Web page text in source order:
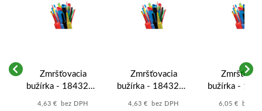
Zmršťovacia
bužírka - 184328 -
tenkostenná -
4,63 € bez DPH
Zmršťovacia
bužírka - 184326 -
tenkostenná -
4,63 € bez DPH
bužírka -
6,05 € bez